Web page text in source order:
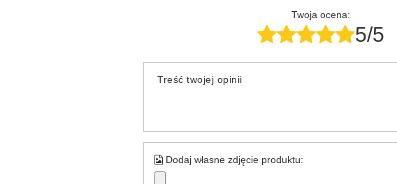
Twoja ocena:
5/5
Treść twojej opinii
Dodaj własne zdjęcie produktu: